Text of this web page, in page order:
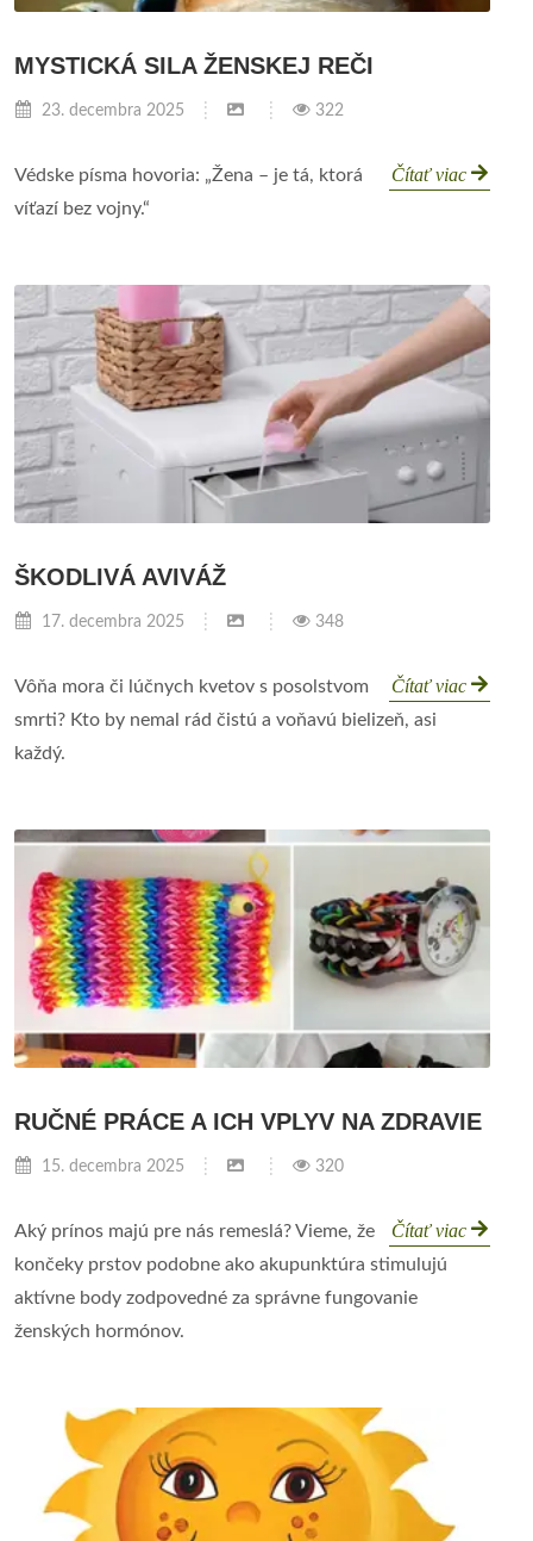
MYSTICKÁ SILA ŽENSKEJ REČI
23. decembra 2025 322
Čítať viac
Védske písma hovoria: „Žena – je tá, ktorá
víťazí bez vojny.“
ŠKODLIVÁ AVIVÁŽ
17. decembra 2025 348
Čítať viac
Vôňa mora či lúčnych kvetov s posolstvom
smrti? Kto by nemal rád čistú a voňavú bielizeň, asi
každý.
RUČNÉ PRÁCE A ICH VPLYV NA ZDRAVIE
15. decembra 2025 320
Čítať viac
Aký prínos majú pre nás remeslá? Vieme, že
končeky prstov podobne ako akupunktúra stimulujú
aktívne body zodpovedné za správne fungovanie
ženských hormónov.